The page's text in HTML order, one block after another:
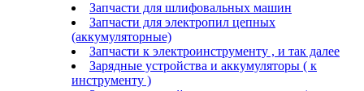
Запчасти для шлифовальных машин
Запчасти для электропил цепных
(аккумуляторные)
Запчасти к электроинструменту , и так далее
Зарядные устройства и аккумуляторы ( к
инструменту )